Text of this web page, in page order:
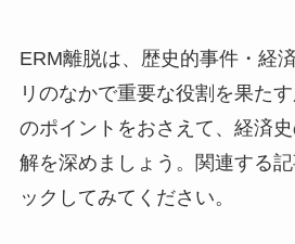
ERM離脱は、歴史的事件・経
リのなかで重要な役割を果た
のポイントをおさえて、経済
解を深めましょう。関連する
ックしてみてください。